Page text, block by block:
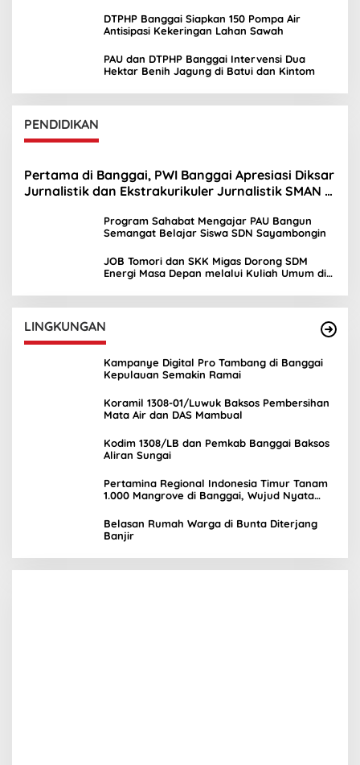
DTPHP Banggai Siapkan 150 Pompa Air
Antisipasi Kekeringan Lahan Sawah
PAU dan DTPHP Banggai Intervensi Dua
Hektar Benih Jagung di Batui dan Kintom
PENDIDIKAN
Pertama di Banggai, PWI Banggai Apresiasi Diksar
Jurnalistik dan Ekstrakurikuler Jurnalistik SMAN 1
Program Sahabat Mengajar PAU Bangun
Semangat Belajar Siswa SDN Sayambongin
JOB Tomori dan SKK Migas Dorong SDM
Energi Masa Depan melalui Kuliah Umum di
LINGKUNGAN
Kampanye Digital Pro Tambang di Banggai
Kepulauan Semakin Ramai
Koramil 1308-01/Luwuk Baksos Pembersihan
Mata Air dan DAS Mambual
Kodim 1308/LB dan Pemkab Banggai Baksos
Aliran Sungai
Pertamina Regional Indonesia Timur Tanam
1.000 Mangrove di Banggai, Wujud Nyata
Belasan Rumah Warga di Bunta Diterjang
Banjir